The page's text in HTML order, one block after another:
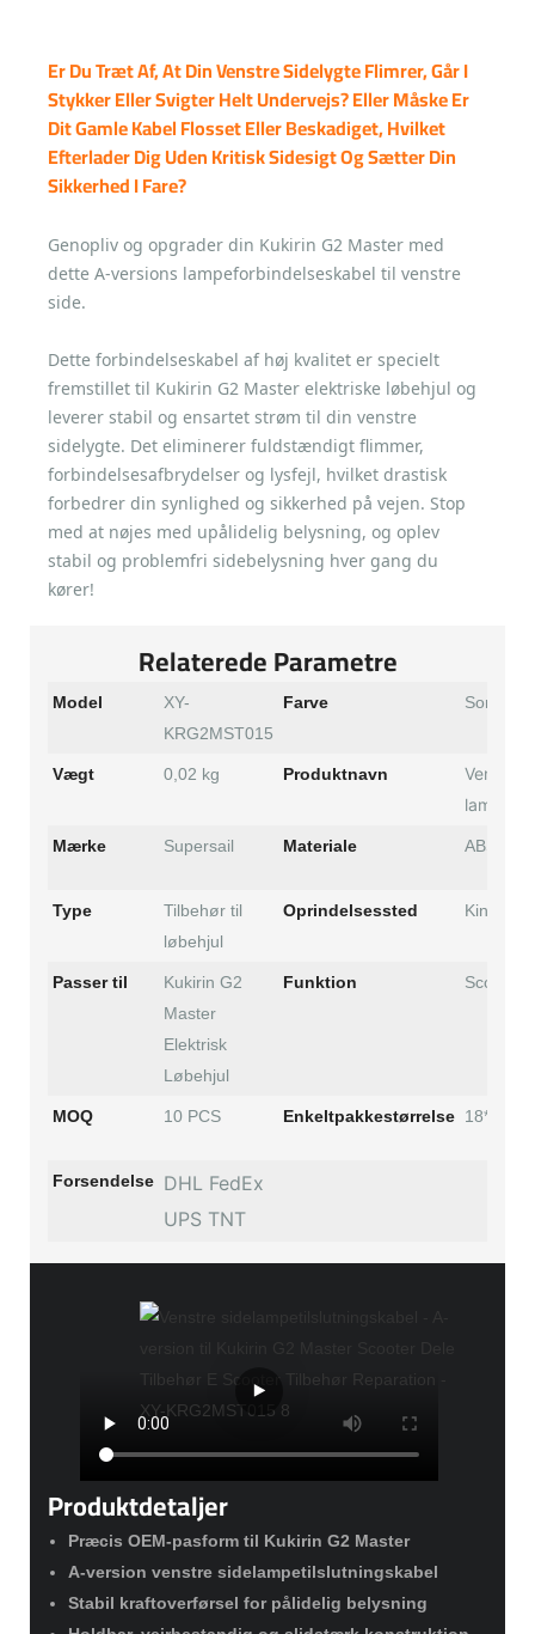
Er Du Træt Af, At Din Venstre Sidelygte Flimrer, Går I
Stykker Eller Svigter Helt Undervejs? Eller Måske Er
Dit Gamle Kabel Flosset Eller Beskadiget, Hvilket
Efterlader Dig Uden Kritisk Sidesigt Og Sætter Din
Sikkerhed I Fare?
Genopliv og opgrader din Kukirin G2 Master med
dette A-versions lampeforbindelseskabel til venstre
side.
Dette forbindelseskabel af høj kvalitet er specielt
fremstillet til Kukirin G2 Master elektriske løbehjul og
leverer stabil og ensartet strøm til din venstre
sidelygte. Det eliminerer fuldstændigt flimmer,
forbindelsesafbrydelser og lysfejl, hvilket drastisk
forbedrer din synlighed og sikkerhed på vejen. Stop
med at nøjes med upålidelig belysning, og oplev
stabil og problemfri sidebelysning hver gang du
kører!
Relaterede Parametre
Model
XY-
KRG2MST015
Farve Sort
Vægt 0,02 kg Produktnavn
Venstre
Mærke Supersail Materiale ABS
Type
Tilbehør til
løbehjul
Oprindelsessted Kina
Passer til
Kukirin G2
Master
Elektrisk
Løbehjul
Funktion
MOQ 10 PCS Enkeltpakkestørrelse 18*12*8
Forsendelse DHL FedEx
UPS TNT
Produktdetaljer
Præcis OEM-pasform til Kukirin G2 Master
A-version venstre sidelampetilslutningskabel
Stabil kraftoverførsel for pålidelig belysning